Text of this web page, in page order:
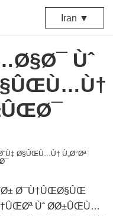
Iran ▼
Ùˆ
Ø¯Ù†ÛŒØ§ÛŒ
Ùˆ Ø­Ø±ÛŒÙ…